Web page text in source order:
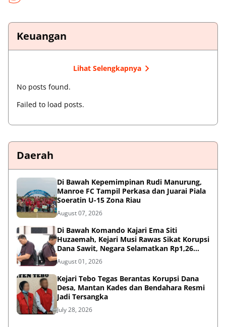
Keuangan
Lihat Selengkapnya
No posts found.
Failed to load posts.
Daerah
Di Bawah Kepemimpinan Rudi Manurung,
Manroe FC Tampil Perkasa dan Juarai Piala
Soeratin U-15 Zona Riau
August 07, 2026
Di Bawah Komando Kajari Ema Siti
Huzaemah, Kejari Musi Rawas Sikat Korupsi
Dana Sawit, Negara Selamatkan Rp1,26
Miliar
August 01, 2026
Kejari Tebo Tegas Berantas Korupsi Dana
Desa, Mantan Kades dan Bendahara Resmi
Jadi Tersangka
July 28, 2026